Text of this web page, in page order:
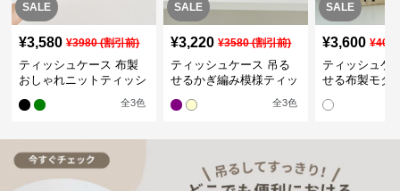
SALE
¥3,580 ¥3980(割引前)
ティッシュケース 布製
おしゃれニットティッシ
全3色
SALE
¥3,220 ¥3580(割引前)
ティッシュケース 吊る
せるかぎ編み模様ティッ
全3色
SALE
¥3,600 ¥
ティッシュケ
せる布製モダ